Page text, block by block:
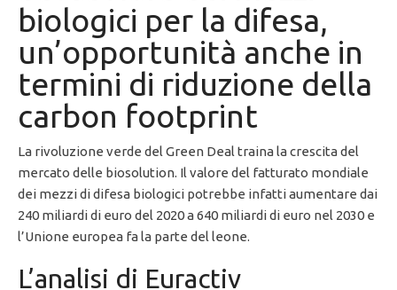
biologici per la difesa,
un’opportunità anche in
termini di riduzione della
carbon footprint
La rivoluzione verde del Green Deal traina la crescita del
mercato delle biosolution. Il valore del fatturato mondiale
dei mezzi di difesa biologici potrebbe infatti aumentare dai
240 miliardi di euro del 2020 a 640 miliardi di euro nel 2030 e
l’Unione europea fa la parte del leone.
L’analisi di Euractiv